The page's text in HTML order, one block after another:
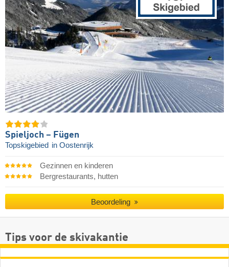
Spieljoch – Fügen
Topskigebied in Oostenrijk
Gezinnen en kinderen
Bergrestaurants, hutten
Beoordeling
Tips voor de skivakantie